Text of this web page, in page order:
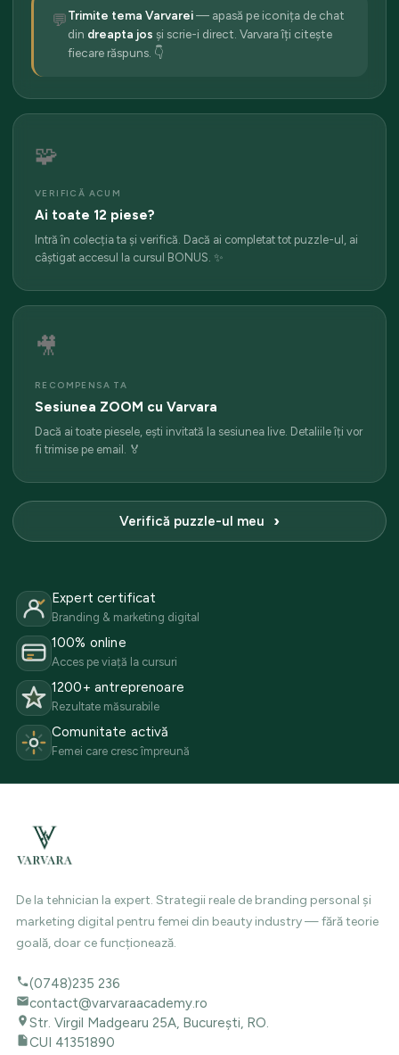
💬Trimite tema Varvarei— apasă pe iconița de chat
din dreapta jos și scrie-i direct. Varvara îți citește
fiecare răspuns. 👇
🧩
VERIFICĂ ACUM
Ai toate 12 piese?
Intră în colecția ta și verifică. Dacă ai completat tot puzzle-ul, ai
câștigat accesul la cursul BONUS. ✨
🎥
RECOMPENSA TA
Sesiunea ZOOM cu Varvara
Dacă ai toate piesele, ești invitată la sesiunea live. Detaliile îți vor
fi trimise pe email. 🏅
Verifică puzzle-ul meu
Expert certificat
Branding & marketing digital
100% online
Acces pe viață la cursuri
1200+ antreprenoare
Rezultate măsurabile
Comunitate activă
Femei care cresc împreună
De la tehnician la expert. Strategii reale de branding personal și
marketing digital pentru femei din beauty industry — fără teorie
goală, doar ce funcționează.
(0748)235 236
contact@varvaraacademy.ro
Str. Virgil Madgearu 25A, București, RO.
CUI 41351890